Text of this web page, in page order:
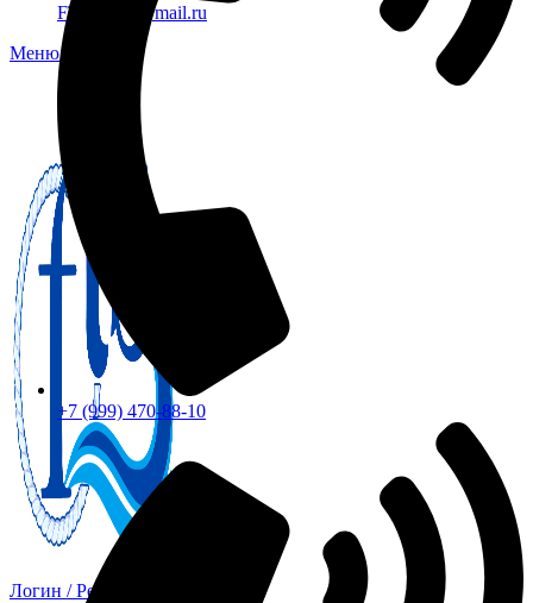
FTS-omsk@mail.ru
Меню
Логин / Регистрация
+7 (999) 470-88-10